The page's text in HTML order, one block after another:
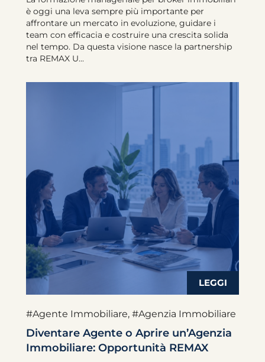
è oggi una leva sempre più importante per
affrontare un mercato in evoluzione, guidare i
team con efficacia e costruire una crescita solida
nel tempo. Da questa visione nasce la partnership
tra REMAX U...
#Agente Immobiliare, #Agenzia Immobiliare
Diventare Agente o Aprire un’Agenzia
Immobiliare: Opportunità REMAX